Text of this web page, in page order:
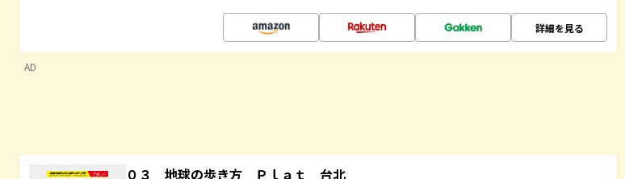
詳細を見る
AD
０３ 地球の歩き方 Ｐｌａｔ 台北